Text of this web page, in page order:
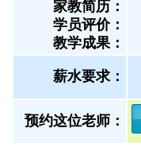
家教简历：
学员评价：
教学成果：
薪水要求：
预约这位老师：